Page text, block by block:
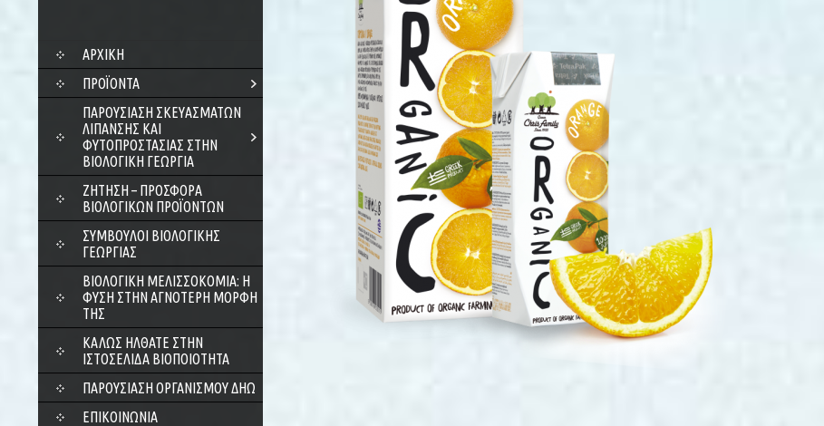
SKIP
CONTENT
ΑΡΧΙΚΗ
ΠΡΟΪΌΝΤΑ
ΠΑΡΟΥΣΊΑΣΗ ΣΚΕΥΑΣΜΆΤΩΝ
ΛΊΠΑΝΣΗΣ ΚΑΙ
ΦΥΤΟΠΡΟΣΤΑΣΊΑΣ ΣΤΗΝ
ΒΙΟΛΟΓΙΚΉ ΓΕΩΡΓΊΑ
ΖΗΤΗΣΗ – ΠΡΟΣΦΟΡΑ
ΒΙΟΛΟΓΙΚΩΝ ΠΡΟΪΟΝΤΩΝ
ΣΎΜΒΟΥΛΟΙ ΒΙΟΛΟΓΙΚΉΣ
ΓΕΩΡΓΊΑΣ
ΒΙΟΛΟΓΙΚΉ ΜΕΛΙΣΣΟΚΟΜΊΑ: Η
ΦΎΣΗ ΣΤΗΝ ΑΓΝΌΤΕΡΗ ΜΟΡΦΉ
ΤΗΣ
ΚΑΛΏΣ ΉΛΘΑΤΕ ΣΤΗΝ
ΙΣΤΟΣΕΛΊΔΑ ΒΙΟΠΟΙΌΤΗΤΑ
ΠΑΡΟΥΣΊΑΣΗ ΟΡΓΑΝΙΣΜΟΎ ΔΗΩ
ΕΠΙΚΟΙΝΩΝΊΑ